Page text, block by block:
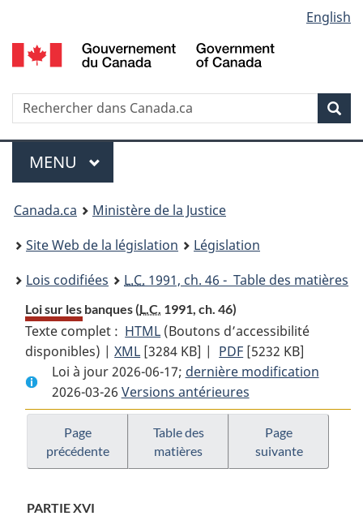
au
contenu
propos
de
la
HTML
simplifiée
selection
English
Recherche
Menu
MENU PRINCIPAL
You
are
here:
Canada.ca
Ministère de la Justice
Site Web de la législation
Législation
Lois codifiées
L.C. 1991, ch. 46 - Table des matières
Loi sur les banques (L.C. 1991, ch. 46)
Texte complet : HTML Texte
complet
:
Loi
sur
les
banques
(Boutons d’accessibilité
disponibles) |XML Texte
complet
:
Loi
sur
les
banques
[3284 KB] | PDF Texte
complet
:
Loi
les
banques
[5232 KB]
Loi à jour 2026-06-17; dernière modification
2026-03-26 Versions antérieures
Page
précédente
Table des
matières
Page
suivante
PARTIE XVI